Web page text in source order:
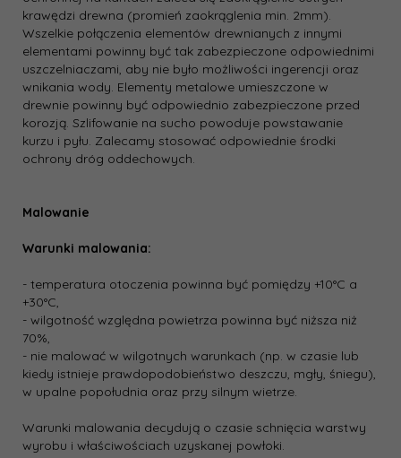
krawędzi drewna (promień zaokrąglenia min. 2mm).
Wszelkie połączenia elementów drewnianych z innymi
elementami powinny być tak zabezpieczone odpowiednimi
uszczelniaczami, aby nie było możliwości ingerencji oraz
wnikania wody. Elementy metalowe umieszczone w
drewnie powinny być odpowiednio zabezpieczone przed
korozją. Szlifowanie na sucho powoduje powstawanie
kurzu i pyłu. Zalecamy stosować odpowiednie środki
ochrony dróg oddechowych.
Malowanie
Warunki malowania:
- temperatura otoczenia powinna być pomiędzy +10°C a
+30°C,
- wilgotność względna powietrza powinna być niższa niż
70%,
- nie malować w wilgotnych warunkach (np. w czasie lub
kiedy istnieje prawdopodobieństwo deszczu, mgły, śniegu),
w upalne popołudnia oraz przy silnym wietrze.
Warunki malowania decydują o czasie schnięcia warstwy
wyrobu i właściwościach uzyskanej powłoki.